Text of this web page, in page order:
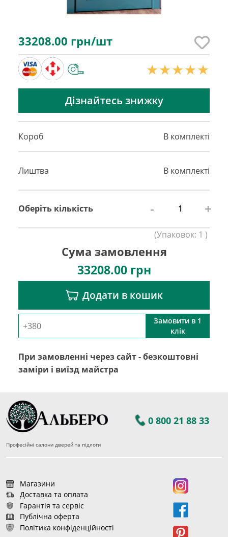
33208.00 грн/шт
Дізнайтесь знижку
Короб В комплекті
Лиштва В комплекті
Оберіть кількість - +
(Упаковок: 1 )
Сума замовлення
33208.00грн
Додати в кошик
Замовити в 1
клік
При замовленні через сайт - безкоштовні
заміри і виїзд майстра
0 800 21 88 33
Професійні салони дверей та підлоги
Магазини
Доставка та оплата
Гарантія та сервіс
Публічна оферта
Політика конфіденційності